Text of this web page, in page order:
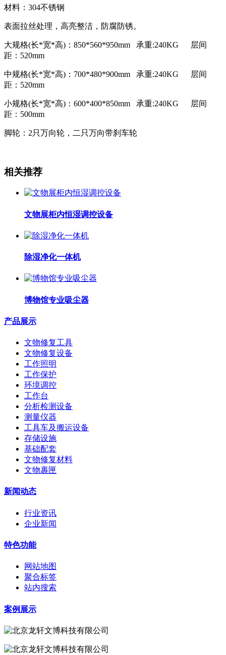
材料：304不锈钢
表面拉丝处理，高亮整洁，防腐防锈。
大规格(长*宽*高)：850*560*950mm 承重:240KG 层间
距：520mm
中规格(长*宽*高)：700*480*900mm 承重:240KG 层间
距：520mm
小规格(长*宽*高)：600*400*850mm 承重:240KG 层间
距：500mm
脚轮：2只万向轮，二只万向带刹车轮
相关推荐
文物展柜内恒湿调控设备
除湿净化一体机
博物馆专业吸尘器
产品展示
文物修复工具
文物修复设备
工作照明
工作保护
环境调控
工作台
分析检测设备
测量仪器
工具车及搬运设备
存储设施
基础配套
文物修复材料
文物裹匣
新闻动态
行业资讯
企业新闻
特色功能
网站地图
聚合标签
站内搜索
案例展示